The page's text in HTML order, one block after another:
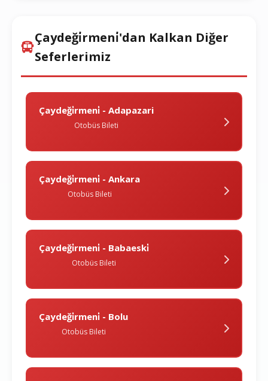
Çaydeği̇rmeni̇'dan Kalkan Diğer
Seferlerimiz
Çaydeği̇rmeni̇ - Adapazari
Otobüs Bileti
Çaydeği̇rmeni̇ - Ankara
Otobüs Bileti
Çaydeği̇rmeni̇ - Babaeski̇
Otobüs Bileti
Çaydeği̇rmeni̇ - Bolu
Otobüs Bileti